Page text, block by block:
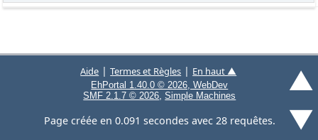
▲
▼
Aide |Termes et Règles | En haut ▲
EhPortal 1.40.0 © 2026, WebDev
SMF 2.1.7 © 2026 ,Simple Machines
Page créée en 0.091 secondes avec 28 requêtes.